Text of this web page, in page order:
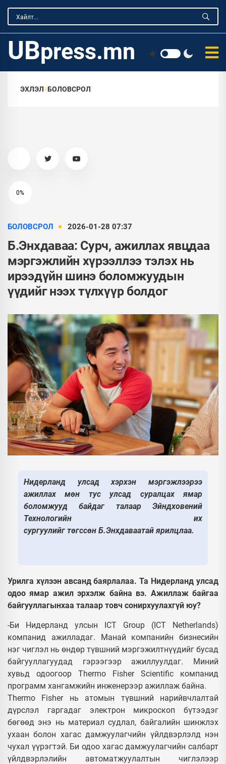
UBpress.mn
ЭХЛЭЛ БОЛОВСРОЛ
0%
БОЛОВСРОЛ 2026-01-28 07:37
Б.Энхдаваа: Сурч, ажиллах явцдаа
мэргэжлийн хүрээллээ тэлэх нь
ирээдүйн шинэ боломжуудын
үүдийг нээх түлхүүр болдог
Нидерланд улсад хэрхэн мэргэжлээрээ
ажиллах мөн тус улсад суралцах ямар
боломжууд байдаг талаар Эйндховений
Технологийн их
сургуулийг төгссөн Б.Энхдаваатай ярилцлаа.
Урилга хүлээн авсанд баярлалаа. Та Нидерланд улсад
одоо ямар ажил эрхэлж байна вэ. Ажиллаж байгаа
байгууллагынхаа талаар товч сонирхуулахгүй юу?
-Би Нидерланд улсын ICT Group (ICT Netherlands)
компанид ажилладаг. Манай компанийн бизнесийн
нэг чиглэл нь өндөр түвшний мэргэжилтнүүдийг бусад
байгууллагуудад гэрээгээр ажиллуулдаг. Миний
хувьд одоогоор Thermo Fisher Scientific компанид
программ хангамжийн инженерээр ажиллаж байна.
Thermo Fisher нь атомын түвшний нарийвчлалтай
дүрслэл гаргадаг электрон микроскоп бүтээдэг
бөгөөд энэ нь материал судлал, байгалийн шинжлэх
ухаан болон хагас дамжуулагчийн үйлдвэрлэлд нэн
чухал үүрэгтэй. Би одоо хагас дамжуулагчийн салбарт
үйлдвэрлэлийн автоматжуулалтын чиглэлээр